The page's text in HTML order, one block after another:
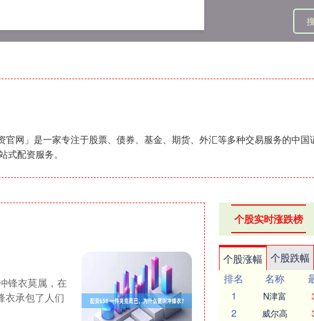
网」是一家专注于股票、债券、基金、期货、外汇等多种交易服务的中
配资服务。
锋衣莫属，在
衣承包了人们
个股实时涨跌榜
个股涨幅 个股跌幅
排名
名称
1
N津富
2 威尔高